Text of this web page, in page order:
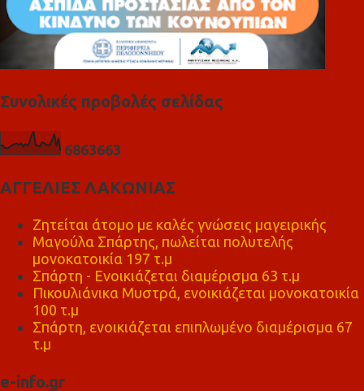
Συνολικές προβολές σελίδας
6863663
ΑΓΓΕΛΙΕΣ ΛΑΚΩΝΙΑΣ
Ζητείται άτομο με καλές γνώσεις μαγειρικής
Μαγούλα Σπάρτης, πωλείται πολυτελής
μονοκατοικία 197 τ.μ
Σπάρτη - Ενοικιάζεται διαμέρισμα 63 τ.μ
Πικουλιάνικα Μυστρά, ενοικιάζεται μονοκατοικία
100 τ.μ
Σπάρτη, ενοικιάζεται επιπλωμένο διαμέρισμα 67
τ.μ
e-info.gr